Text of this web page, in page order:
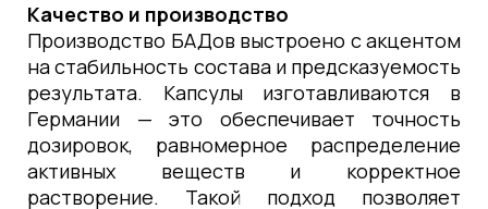
Качество и производство
Производство БАДов выстроено с акцентом
на стабильность состава и предсказуемость
результата. Капсулы изготавливаются в
Германии — это обеспечивает точность
дозировок, равномерное распределение
активных веществ и корректное
растворение. Такой подход позволяет